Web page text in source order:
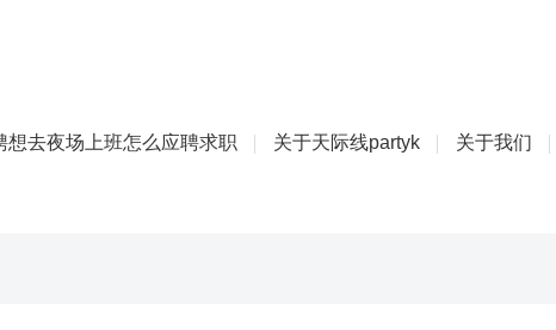
想去夜场上班怎么应聘求职 关于天际线partyk 关于我们